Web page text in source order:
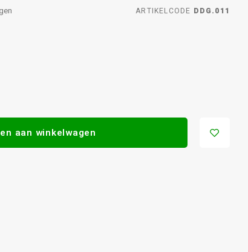
ARTIKELCODE DDG.011
aan winkelwagen